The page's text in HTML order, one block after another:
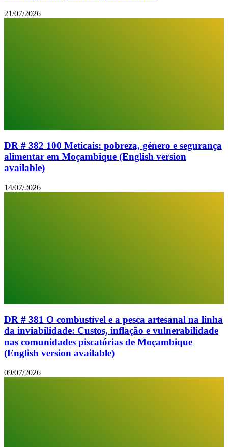
21/07/2026
DR # 382 100 Meticais: pobreza, género e segurança
alimentar em Moçambique (English version
available)
14/07/2026
DR # 381 O combustível e a pesca artesanal na linha
da inviabilidade: Custos, inflação e vulnerabilidade
nas comunidades piscatórias de Moçambique
(English version available)
09/07/2026